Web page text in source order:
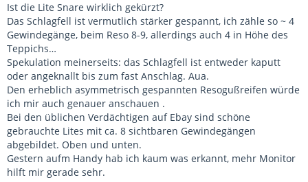
Ist die Lite Snare wirklich gekürzt?
Das Schlagfell ist vermutlich stärker gespannt, ich zähle so ~ 4
Gewindegänge, beim Reso 8-9, allerdings auch 4 in Höhe des
Teppichs…
Spekulation meinerseits: das Schlagfell ist entweder kaputt
oder angeknallt bis zum fast Anschlag. Aua.
Den erheblich asymmetrisch gespannten Resogußreifen würde
ich mir auch genauer anschauen .
Bei den üblichen Verdächtigen auf Ebay sind schöne
gebrauchte Lites mit ca. 8 sichtbaren Gewindegängen
abgebildet. Oben und unten.
Gestern aufm Handy hab ich kaum was erkannt, mehr Monitor
hilft mir gerade sehr.